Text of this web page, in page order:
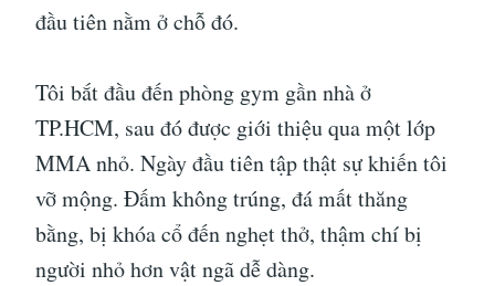
đầu tiên nằm ở chỗ đó.
Tôi bắt đầu đến phòng gym gần nhà ở
TP.HCM, sau đó được giới thiệu qua một lớp
MMA nhỏ. Ngày đầu tiên tập thật sự khiến tôi
vỡ mộng. Đấm không trúng, đá mất thăng
bằng, bị khóa cổ đến nghẹt thở, thậm chí bị
người nhỏ hơn vật ngã dễ dàng.